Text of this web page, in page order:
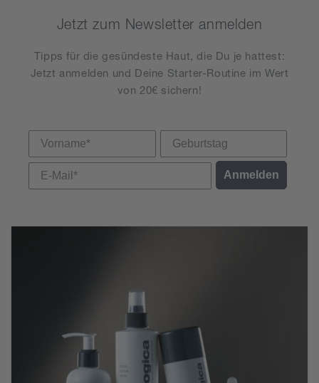
Jetzt zum Newsletter anmelden
Tipps für die gesündeste Haut, die Du je hattest​:
Jetzt anmelden und Deine Starter-Routine im Wert
von 20€ sichern!
Anmelden